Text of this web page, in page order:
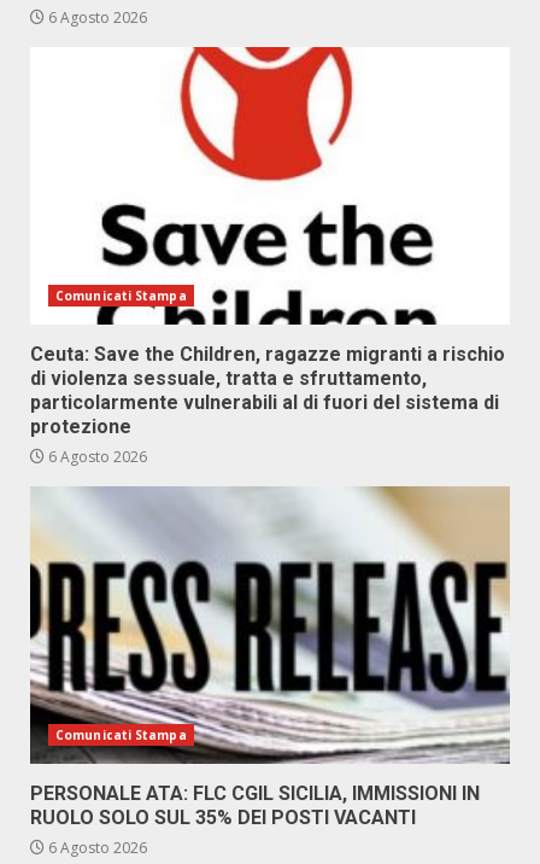
6 Agosto 2026
Comunicati Stampa
Ceuta: Save the Children, ragazze migranti a rischio
di violenza sessuale, tratta e sfruttamento,
particolarmente vulnerabili al di fuori del sistema di
protezione
6 Agosto 2026
Comunicati Stampa
PERSONALE ATA: FLC CGIL SICILIA, IMMISSIONI IN
RUOLO SOLO SUL 35% DEI POSTI VACANTI
6 Agosto 2026